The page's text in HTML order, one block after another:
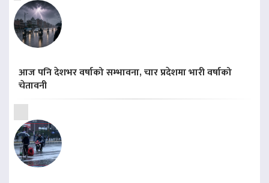
आज पनि देशभर वर्षाको सम्भावना, चार प्रदेशमा भारी वर्षाको
चेतावनी